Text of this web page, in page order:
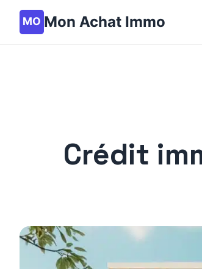
Mon Achat Immo
Crédit